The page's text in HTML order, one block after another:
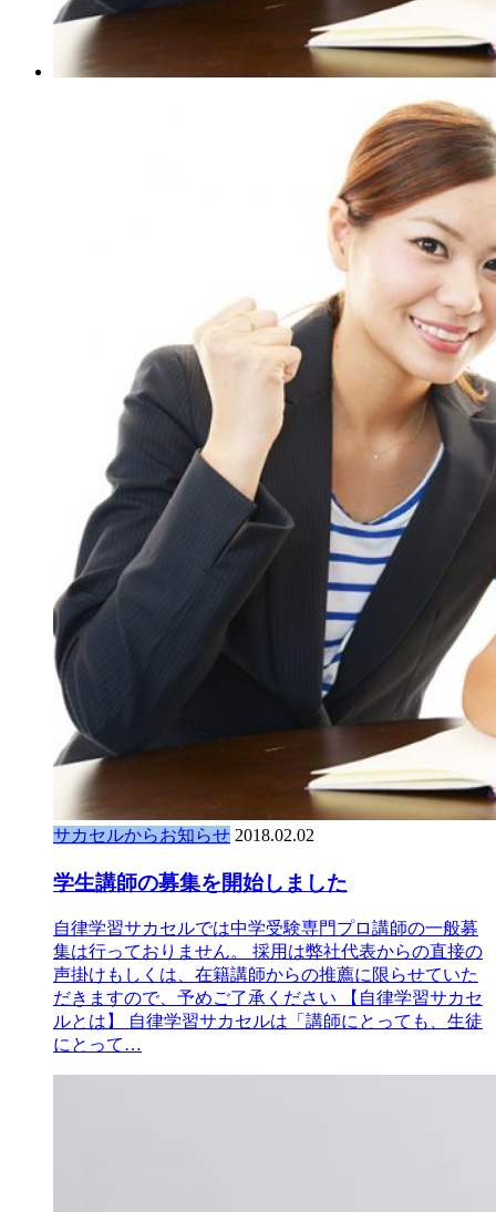
サカセルからお知らせ 2018.02.02
学生講師の募集を開始しました
自律学習サカセルでは中学受験専門プロ講師の一般募
集は行っておりません。 採用は弊社代表からの直接の
声掛けもしくは、在籍講師からの推薦に限らせていた
だきますので、予めご了承ください 【自律学習サカセ
ルとは】 自律学習サカセルは「講師にとっても、生徒
にとって…